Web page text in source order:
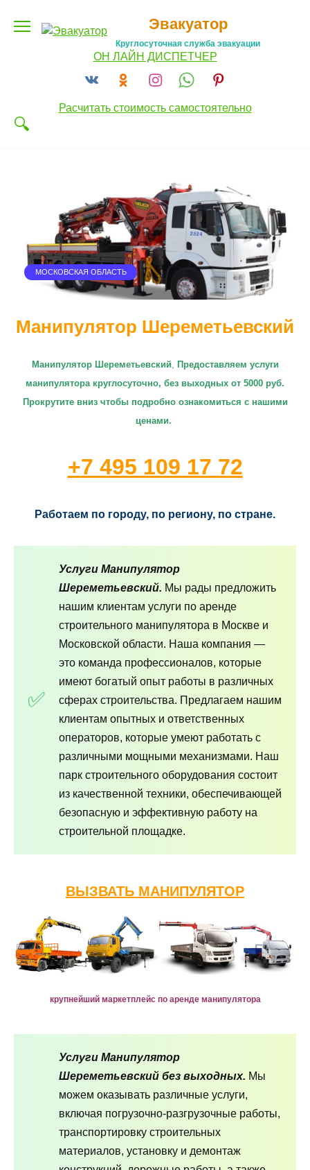
Эвакуатор
Круглосуточная служба эвакуации
ОН ЛАЙН ДИСПЕТЧЕР
Расчитать стоимость самостоятельно
МОСКОВСКАЯ ОБЛАСТЬ
Манипулятор Шереметьевский
Манипулятор Шереметьевский, Предоставляем услуги
манипулятора круглосуточно, без выходных от 5000 руб.
Прокрутите вниз чтобы подробно ознакомиться с нашими
ценами.
+7 495 109 17 72
Работаем по городу, по региону, по стране.
Услуги Манипулятор
Шереметьевский. Мы рады предложить
нашим клиентам услуги по аренде
строительного манипулятора в Москве и
Московской области. Наша компания —
это команда профессионалов, которые
имеют богатый опыт работы в различных
сферах строительства. Предлагаем нашим
клиентам опытных и ответственных
операторов, которые умеют работать с
различными мощными механизмами. Наш
парк строительного оборудования состоит
из качественной техники, обеспечивающей
безопасную и эффективную работу на
строительной площадке.
ВЫЗВАТЬ МАНИПУЛЯТОР
крупнейший маркетплейс по аренде манипулятора
Услуги Манипулятор
Шереметьевский без выходных. Мы
можем оказывать различные услуги,
включая погрузочно-разгрузочные работы,
транспортировку строительных
материалов, установку и демонтаж